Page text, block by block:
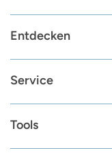
Entdecken
Service
Tools